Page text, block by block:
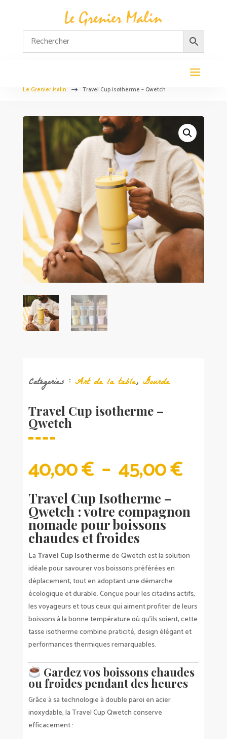
Le Grenier Malin $ Travel Cup isotherme – Qwetch
Catégories : Art de la table, Gourde
Travel Cup isotherme –
Qwetch
40,00€ – 45,00€DE
À
Travel Cup Isotherme –
Qwetch : votre compagnon
nomade pour boissons
chaudes et froides
La Travel Cup Isothermede Qwetch est la solution
idéale pour savourer vos boissons préférées en
déplacement, tout en adoptant une démarche
écologique et durable. Conçue pour les citadins actifs,
les voyageurs et tous ceux qui aiment profiter de leurs
boissons à la bonne température où qu’ils soient, cette
tasse isotherme combine praticité, design élégant et
performances thermiques remarquables.
Gardez vos boissons chaudes
ou froides pendant des heures
Grâce à sa technologie à double paroi en acier
inoxydable, la Travel Cup Qwetch conserve
efficacement :